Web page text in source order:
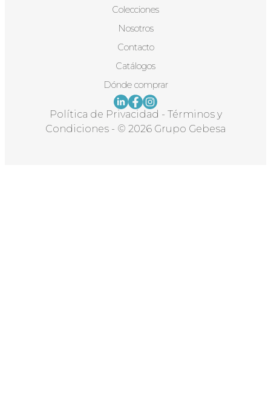
Colecciones
Nosotros
Contacto
Catálogos
Dónde comprar
Política de Privacidad - Términos y
Condiciones - © 2026 Grupo Gebesa